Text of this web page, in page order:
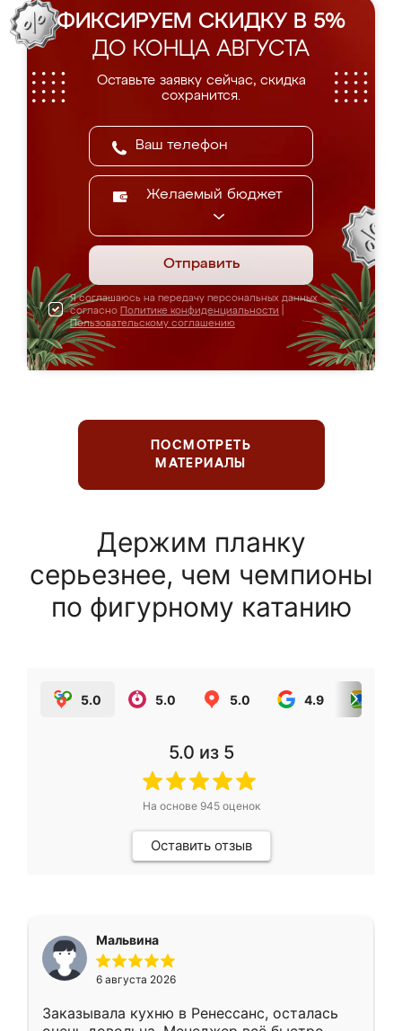
ФИКСИРУЕМ СКИДКУ В 5%
ДО КОНЦА АВГУСТА
Оставьте заявку сейчас, скидка
сохранится.
Желаемый бюджет
Отправить
Я соглашаюсь на передачу персональных данных
согласно Политике конфиденциальности
Пользовательскому соглашению
ПОСМОТРЕТЬ
МАТЕРИАЛЫ
Держим планку
серьезнее, чем чемпионы
по фигурному катанию
5.0 5.0 5.0 4.9
5.0 из 5
На основе 945оценок
Оставить отзыв
Мальвина
6 августа 2026
Заказывала кухню в Ренессанс, осталась